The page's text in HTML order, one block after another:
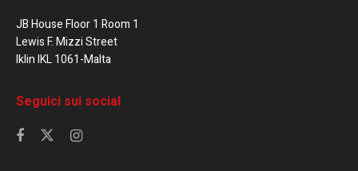
JB House Floor 1 Room 1
Lewis F. Mizzi Street
Iklin IKL 1061-Malta
Seguici sui social